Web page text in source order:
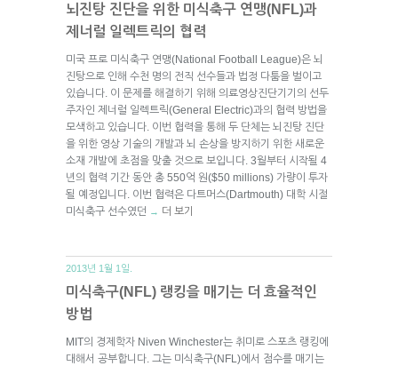
뇌진탕 진단을 위한 미식축구 연맹(NFL)과
제너럴 일렉트릭의 협력
미국 프로 미식축구 연맹(National Football League)은 뇌
진탕으로 인해 수천 명의 전직 선수들과 법정 다툼을 벌이고
있습니다. 이 문제를 해결하기 위해 의료영상진단기기의 선두
주자인 제너럴 일렉트릭(General Electric)과의 협력 방법을
모색하고 있습니다. 이번 협력을 통해 두 단체는 뇌진탕 진단
을 위한 영상 기술의 개발과 뇌 손상을 방지하기 위한 새로운
소재 개발에 초점을 맞출 것으로 보입니다. 3월부터 시작될 4
년의 협력 기간 동안 총 550억 원($50 millions) 가량이 투자
될 예정입니다. 이번 협력은 다트머스(Dartmouth) 대학 시절
미식축구 선수였던 → 더 보기
2013년 1월 1일.
미식축구(NFL) 랭킹을 매기는 더 효율적인
방법
MIT의 경제학자 Niven Winchester는 취미로 스포츠 랭킹에
대해서 공부합니다. 그는 미식축구(NFL)에서 점수를 매기는